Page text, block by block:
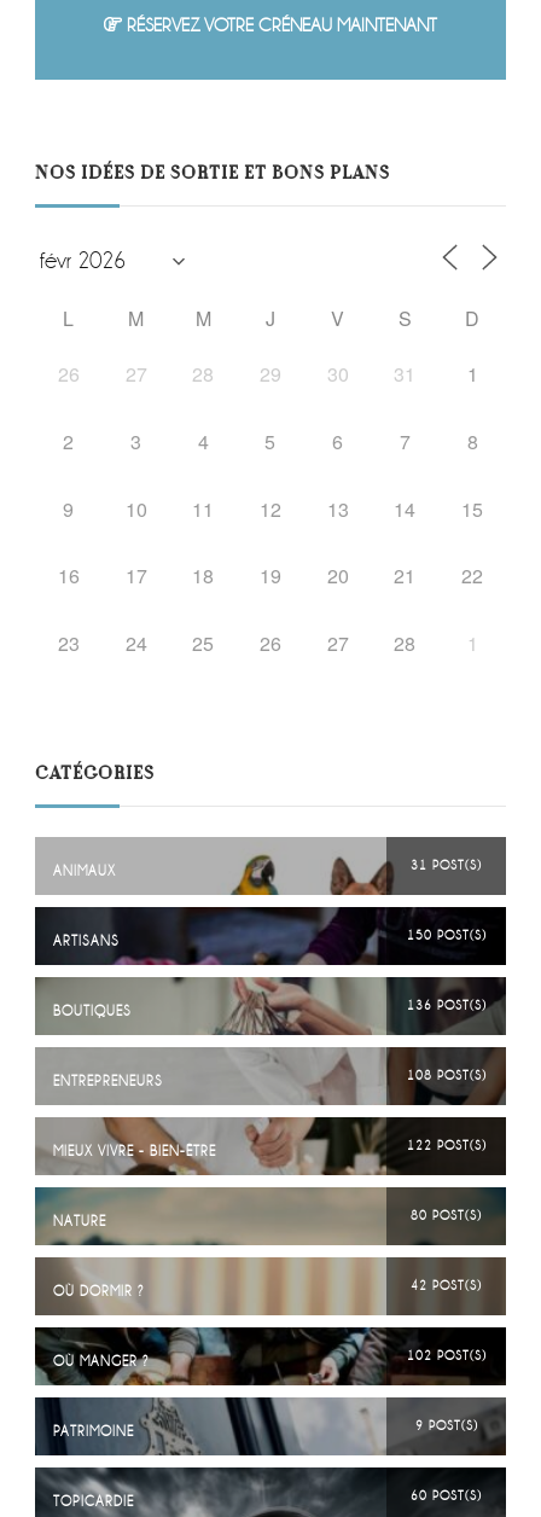
RÉSERVEZ VOTRE CRÉNEAU MAINTENANT
NOS IDÉES DE SORTIE ET BONS PLANS
L M M J V S
D
26
27 28 29 30 31 1
2 3 4 5 6 7 8
9 10 11 12 13 14 15
16 17 18 19 20 21 22
23 24 25 26 27 28 1
CATÉGORIES
ANIMAUX 31 POST(S)
ARTISANS 150 POST(S)
BOUTIQUES 136 POST(S)
ENTREPRENEURS 108 POST(S)
MIEUX VIVRE - BIEN-ÊTRE 122 POST(S)
NATURE 80 POST(S)
OÙ DORMIR ? 42 POST(S)
OÙ MANGER ? 102 POST(S)
PATRIMOINE 9 POST(S)
TOPICARDIE 60 POST(S)